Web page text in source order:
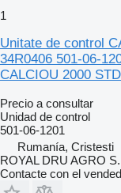
1
Unitate de control
34R0406 501-06-
CALCIOU 2000
Precio a consultar
Unidad de control
501-06-1201
Rumanía, Cristesti
ROYAL DRU AGRO
Contacte con el